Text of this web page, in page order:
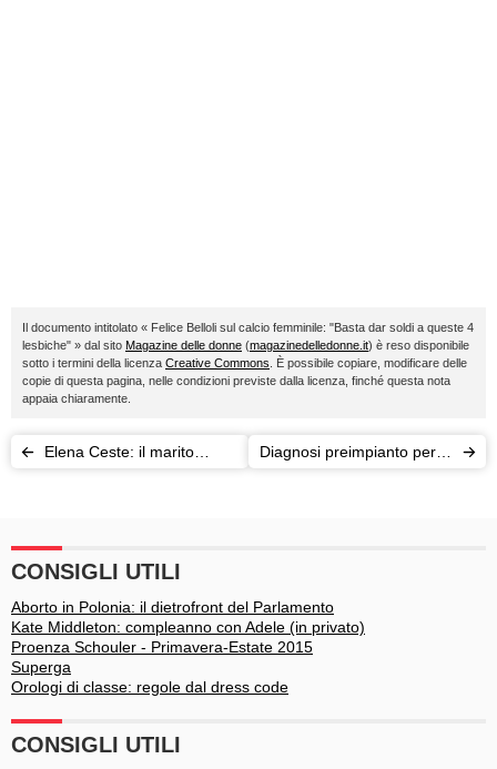
Il documento intitolato « Felice Belloli sul calcio femminile: "Basta dar soldi a queste 4
lesbiche" » dal sito Magazine delle donne (magazinedelledonne.it) è reso disponibile
sotto i termini della licenza Creative Commons . È possibile copiare, modificare delle
copie di questa pagina, nelle condizioni previste dalla licenza, finché questa nota
appaia chiaramente.
Elena Ceste: il marito
Diagnosi preimpianto per le
CONSIGLI UTILI
Aborto in Polonia: il dietrofront del Parlamento
Kate Middleton: compleanno con Adele (in privato)
Proenza Schouler - Primavera-Estate 2015
Superga
Orologi di classe: regole dal dress code
CONSIGLI UTILI